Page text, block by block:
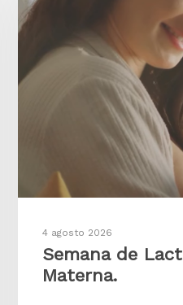
4 agosto 2026
Semana de
Materna.